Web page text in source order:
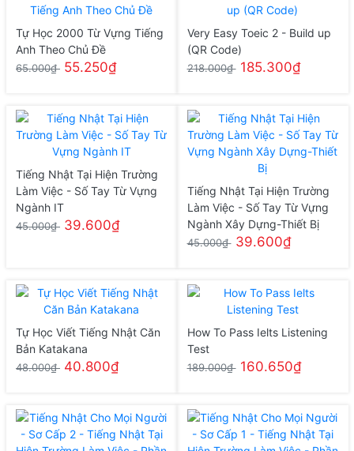
Tự Học 2000 Từ Vựng Tiếng
Anh Theo Chủ Đề
65.000₫ 55.250₫
Very Easy Toeic 2 - Build up
(QR Code)
218.000₫ 185.300₫
Tiếng Nhật Tại Hiện Trường
Làm Việc - Số Tay Từ Vựng
Ngành IT
45.000₫ 39.600₫
Tiếng Nhật Tại Hiện Trường
Làm Việc - Số Tay Từ Vựng
Ngành Xây Dựng-Thiết Bị
45.000₫ 39.600₫
Tự Học Viết Tiếng Nhật Căn
Bản Katakana
48.000₫ 40.800₫
How To Pass Ielts Listening
Test
189.000₫ 160.650₫